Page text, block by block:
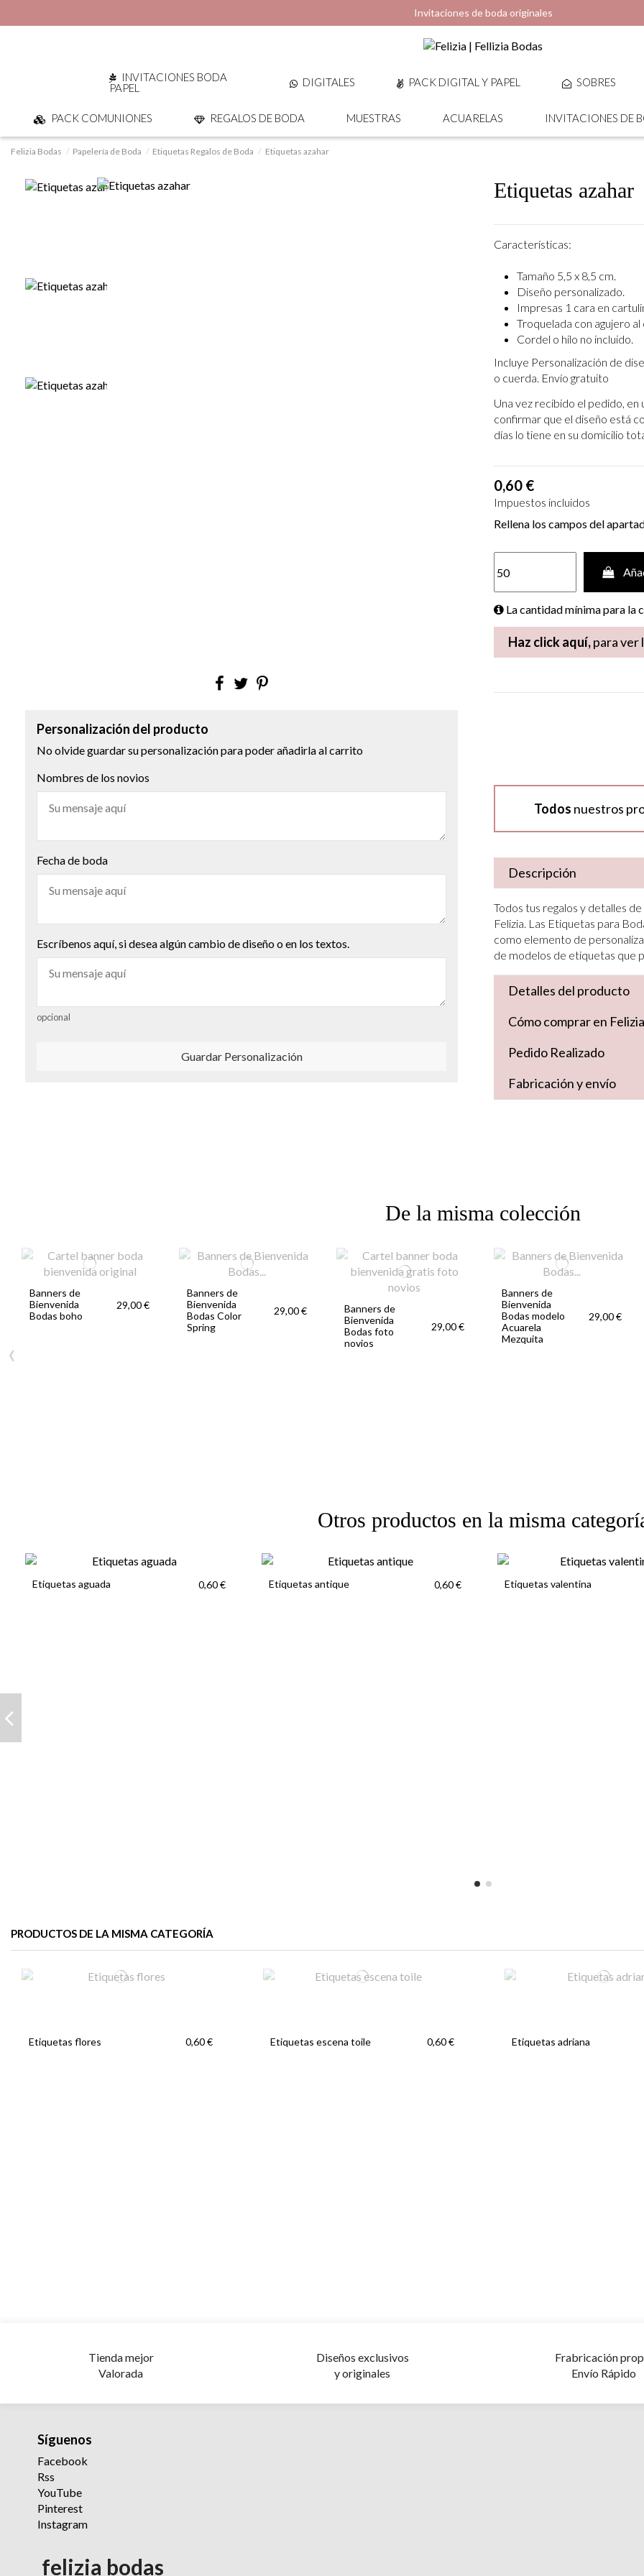
Invitaciones de boda originales
INVITACIONES BODA
PAPEL
DIGITALES PACK DIGITAL Y PAPEL SOBRES
PACK COMUNIONES REGALOS DE BODA MUESTRAS ACUARELAS INVITACIONES DE
Felizia Bodas Papelería de Boda Etiquetas Regalos de Boda Etiquetas azahar
Personalización del producto
No olvide guardar su personalización para poder añadirla al carrito
Nombres de los novios
Fecha de boda
Escríbenos aquí, si desea algún cambio de diseño o en los textos.
opcional
Guardar Personalización
Etiquetas azahar
Características:
Tamaño 5,5 x 8,5 cm.
Diseño personalizado.
Impresas 1 cara en
Troquelada con agujero
Cordel o hilo no incluido.
Incluye Personalización de
o cuerda. Envío gratuito
Una vez recibido el pedido, en
confirmar que el diseño está
días lo tiene en su domicilio
0,60 €
Impuestos incluidos
Rellena los campos del
La cantidad mínima para la
Haz click aquí,para ver
Todos nuestros
Descripción
Todos tus regalos y detalles
Felizia. Las Etiquetas para
como elemento de
de modelos de etiquetas que
Detalles del producto
Cómo comprar en Felizia
Pedido Realizado
Fabricación y envío
De la misma colección
Banners de
Bienvenida
Bodas boho
29,00 €
Banners de
Bienvenida
Bodas Color
Spring
29,00 €
Banners de
Bienvenida
Bodas foto
novios
29,00 €
Banners de
Bienvenida
Bodas modelo
Acuarela
Mezquita
29,00 €
‹
Otros productos en la misma
Etiquetas aguada 0,60 € Etiquetas antique 0,60 € Etiquetas valentina
PRODUCTOS DE LA MISMA CATEGORÍA
Etiquetas flores 0,60 € Etiquetas escena toile 0,60 € Etiquetas adriana
Tienda mejor
Valorada
Diseños exclusivos
y originales
Frabricación
Envío Rápido
Síguenos
Facebook
Rss
YouTube
Pinterest
Instagram
felizia bodas